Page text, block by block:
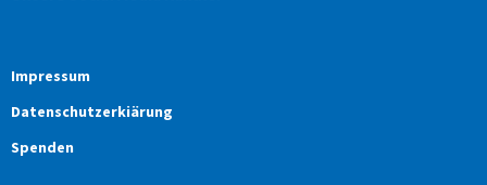
Impressum
Datenschutzerkiärung
Spenden